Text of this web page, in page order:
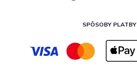
SPÔSOBY PLATBY